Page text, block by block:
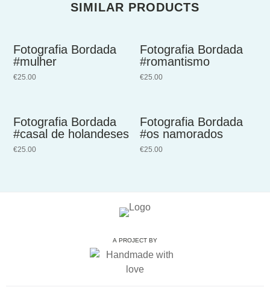
SIMILAR PRODUCTS
Fotografia Bordada
#mulher
€25.00
Fotografia Bordada
#romantismo
€25.00
Fotografia Bordada
#casal de holandeses
€25.00
Fotografia Bordada
#os namorados
€25.00
A PROJECT BY